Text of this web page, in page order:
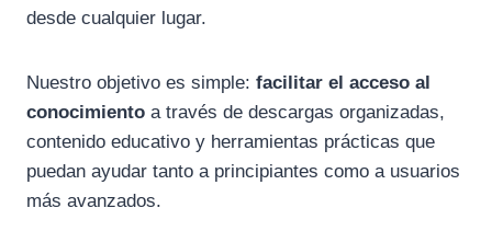
desde cualquier lugar.
Nuestro objetivo es simple: facilitar el acceso al
conocimiento a través de descargas organizadas,
contenido educativo y herramientas prácticas que
puedan ayudar tanto a principiantes como a usuarios
más avanzados.